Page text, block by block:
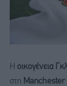
Η οικογένεια
στη Manchester